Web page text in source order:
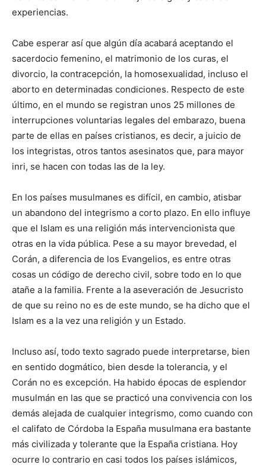
experiencias.
Cabe esperar así que algún día acabará aceptando el
sacerdocio femenino, el matrimonio de los curas, el
divorcio, la contracepción, la homosexualidad, incluso el
aborto en determinadas condiciones. Respecto de este
último, en el mundo se registran unos 25 millones de
interrupciones voluntarias legales del embarazo, buena
parte de ellas en países cristianos, es decir, a juicio de
los integristas, otros tantos asesinatos que, para mayor
inri, se hacen con todas las de la ley.
En los países musulmanes es difícil, en cambio, atisbar
un abandono del integrismo a corto plazo. En ello influye
que el Islam es una religión más intervencionista que
otras en la vida pública. Pese a su mayor brevedad, el
Corán, a diferencia de los Evangelios, es entre otras
cosas un código de derecho civil, sobre todo en lo que
atañe a la familia. Frente a la aseveración de Jesucristo
de que su reino no es de este mundo, se ha dicho que el
Islam es a la vez una religión y un Estado.
Incluso así, todo texto sagrado puede interpretarse, bien
en sentido dogmático, bien desde la tolerancia, y el
Corán no es excepción. Ha habido épocas de esplendor
musulmán en las que se practicó una convivencia con los
demás alejada de cualquier integrismo, como cuando con
el califato de Córdoba la España musulmana era bastante
más civilizada y tolerante que la España cristiana. Hoy
ocurre lo contrario en casi todos los países islámicos,